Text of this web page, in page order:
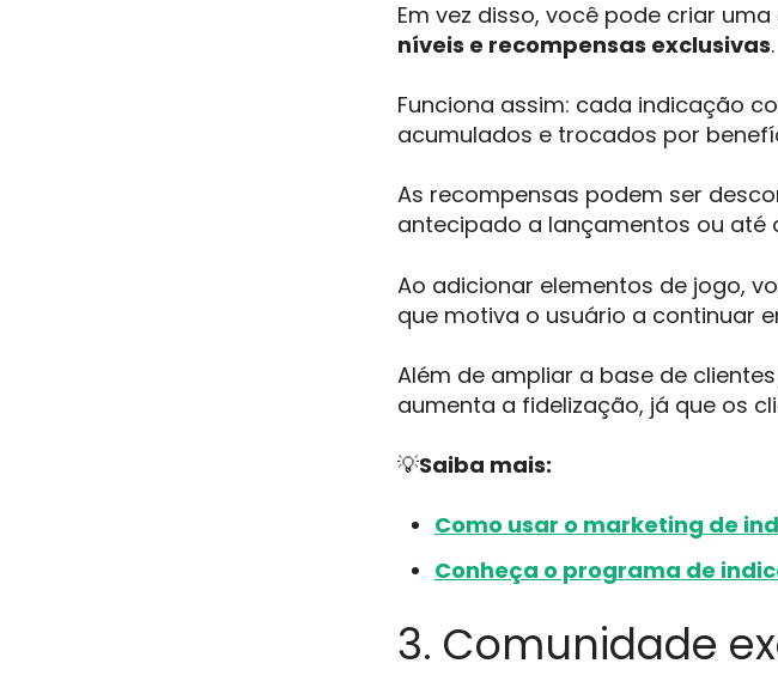
Em vez disso, você pode criar uma
níveis e recompensas exclusivas.
Funciona assim: cada indicação
acumulados e trocados por
As recompensas podem ser
antecipado a lançamentos ou até
Ao adicionar elementos de jogo,
que motiva o usuário a continuar
Além de ampliar a base de
aumenta a fidelização, já que os
💡Saiba mais:
Como usar o marketing de
Conheça o programa de
3. Comunidade